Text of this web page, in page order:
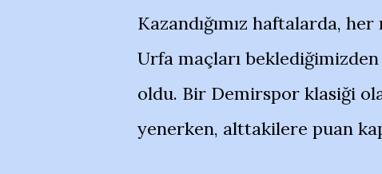
Kazandığımız haftalarda,
Urfa maçları
oldu. Bir Demirspor klasiği
yenerken, alttakilere puan